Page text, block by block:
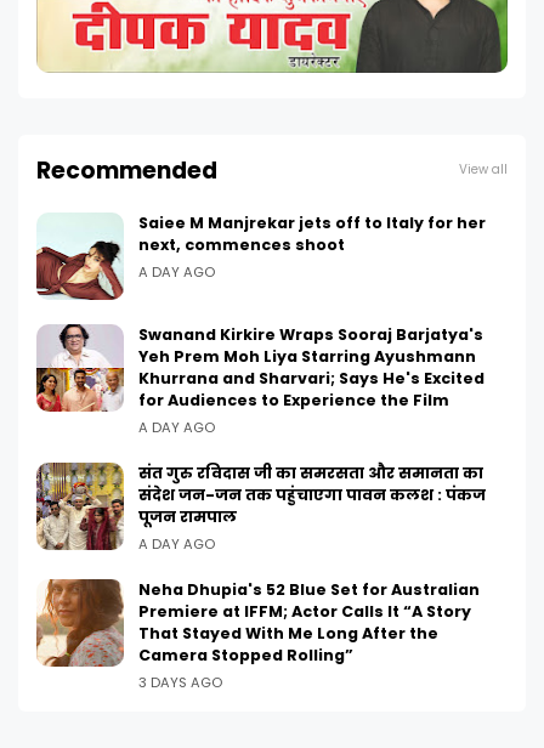
Recommended View all
Saiee M Manjrekar jets off to Italy for her
next, commences shoot
A DAY AGO
Swanand Kirkire Wraps Sooraj Barjatya's
Yeh Prem Moh Liya Starring Ayushmann
Khurrana and Sharvari; Says He's Excited
for Audiences to Experience the Film
A DAY AGO
संत गुरु रविदास जी का समरसता और समानता का
संदेश जन-जन तक पहुंचाएगा पावन कलश : पंकज
पूजन रामपाल
A DAY AGO
Neha Dhupia's 52 Blue Set for Australian
Premiere at IFFM; Actor Calls It “A Story
That Stayed With Me Long After the
Camera Stopped Rolling”
3 DAYS AGO